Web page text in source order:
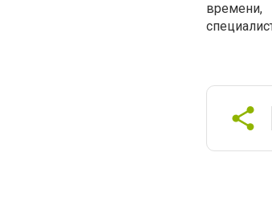
времени,